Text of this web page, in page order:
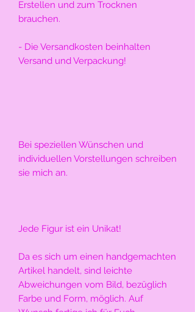
Erstellen und zum Trocknen
brauchen.
- Die Versandkosten beinhalten
Versand und Verpackung!
Bei speziellen Wünschen und
individuellen Vorstellungen schreiben
sie mich an.
Jede Figur ist ein Unikat!
Da es sich um einen handgemachten
Artikel handelt, sind leichte
Abweichungen vom Bild, bezüglich
Farbe und Form, möglich. Auf